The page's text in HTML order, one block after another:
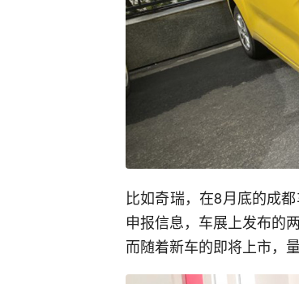
比如奇瑞，在8月底的成
申报信息，车展上发布的
而随着新车的即将上市，